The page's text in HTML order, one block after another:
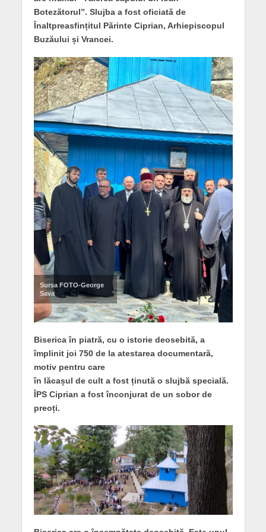
Botezătorul”. Slujba a fost oficiată de
Înaltpreasfințitul Părinte Ciprian, Arhiepiscopul
Buzăului și Vrancei.
Sursa FOTO-George
Sava
Biserica în piatră, cu o istorie deosebită, a
împlinit joi 750 de la atestarea documentară,
motiv pentru care
în lăcașul de cult a fost ținută o slujbă specială.
ÎPS Ciprian a fost înconjurat de un sobor de
preoți.